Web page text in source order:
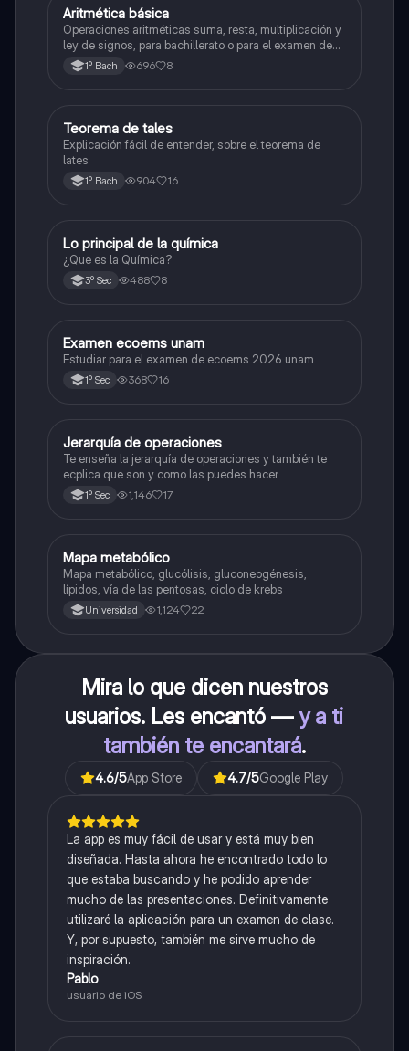
Matemáticas
Aritmética básica
Operaciones aritméticas suma, resta, multiplicación y
ley de signos, para bachillerato o para el examen de
admisión a la universidad
1º Bach 696 8
Matemáticas
Teorema de tales
Explicación fácil de entender, sobre el teorema de
lates
1º Bach 904 16
Química
Lo principal de la química
¿Que es la Química?
3º Sec 488 8
Español
Examen ecoems unam
Estudiar para el examen de ecoems 2026 unam
1º Sec 368 16
Matemáticas
Jerarquía de operaciones
Te enseña la jerarquía de operaciones y también te
ecplica que son y como las puedes hacer
1º Sec 1,146 17
Biología
Mapa metabólico
Mapa metabólico, glucólisis, gluconeogénesis,
lípidos, vía de las pentosas, ciclo de krebs
Universidad 1,124 22
Mira lo que dicen nuestros
usuarios. Les encantó —y a ti
también te encantará.
4.6/5App Store 4.7/5Google Play
La app es muy fácil de usar y está muy bien
diseñada. Hasta ahora he encontrado todo lo
que estaba buscando y he podido aprender
mucho de las presentaciones. Definitivamente
utilizaré la aplicación para un examen de clase.
Y, por supuesto, también me sirve mucho de
inspiración.
Pablo
usuario de iOS